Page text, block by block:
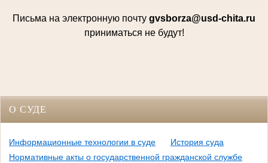
Письма на электронную почту gvsborza@usd-chita.ru
приниматься не будут!
О СУДЕ
Информационные технологии в суде
История суда
Нормативные акты о государственной гражданской службе